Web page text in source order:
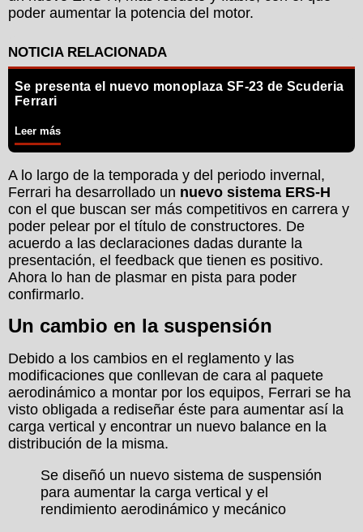
poder aumentar la potencia del motor.
Se presenta el nuevo monoplaza SF-23 de Scuderia
Ferrari
Leer más
A lo largo de la temporada y del periodo invernal,
Ferrari ha desarrollado un nuevo sistema ERS-H
con el que buscan ser más competitivos en carrera y
poder pelear por el título de constructores. De
acuerdo a las declaraciones dadas durante la
presentación, el feedback que tienen es positivo.
Ahora lo han de plasmar en pista para poder
confirmarlo.
Un cambio en la suspensión
Debido a los cambios en el reglamento y las
modificaciones que conllevan de cara al paquete
aerodinámico a montar por los equipos, Ferrari se ha
visto obligada a rediseñar éste para aumentar así la
carga vertical y encontrar un nuevo balance en la
distribución de la misma.
Se diseñó un nuevo sistema de suspensión
para aumentar la carga vertical y el
rendimiento aerodinámico y mecánico